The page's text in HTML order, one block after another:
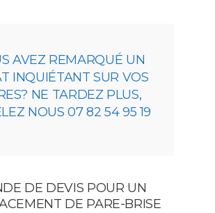
AVEZ REMARQUÉ UN
INQUIÉTANT SUR VOS
NE TARDEZ PLUS,
NOUS 07 82 54 95 19
DE DEVIS POUR UN
DE PARE-BRISE